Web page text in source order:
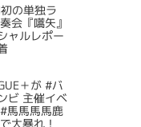
の単独ラ
会『嚆矢』
ャルレポー
＋が #バ
ビ 主催イベ
馬馬馬馬鹿
大暴れ！